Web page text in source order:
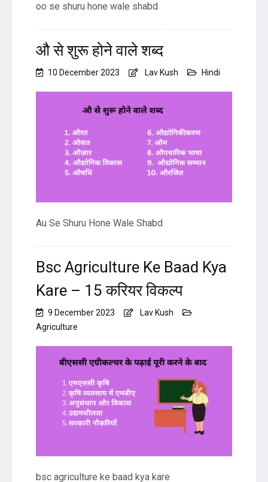
oo se shuru hone wale shabd
औ से शुरू होने वाले शब्द
10 December 2023 Lav Kush Hindi
Au Se Shuru Hone Wale Shabd
Bsc Agriculture Ke Baad Kya
Kare – 15 करियर विकल्प
9 December 2023
Lav Kush
Agriculture
bsc agriculture ke baad kya kare